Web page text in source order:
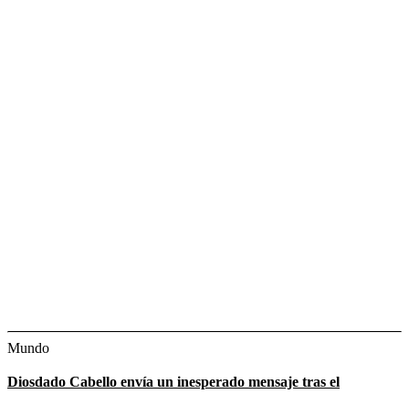
Mundo
Diosdado Cabello envía un inesperado mensaje tras el